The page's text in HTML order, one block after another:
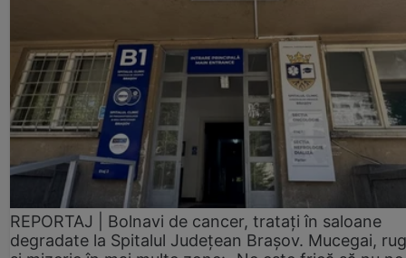
REPORTAJ | Bolnavi de cancer, tratați în saloane
degradate la Spitalul Județean Brașov. Mucegai,